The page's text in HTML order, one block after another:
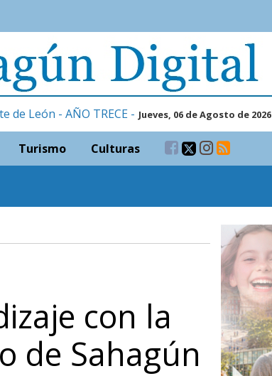
de León - AÑO TRECE - Jueves, 06 de Agosto de 2026
Turismo Culturas
con la
de Sahagún